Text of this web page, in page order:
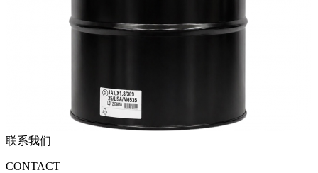
联系我们
CONTACT